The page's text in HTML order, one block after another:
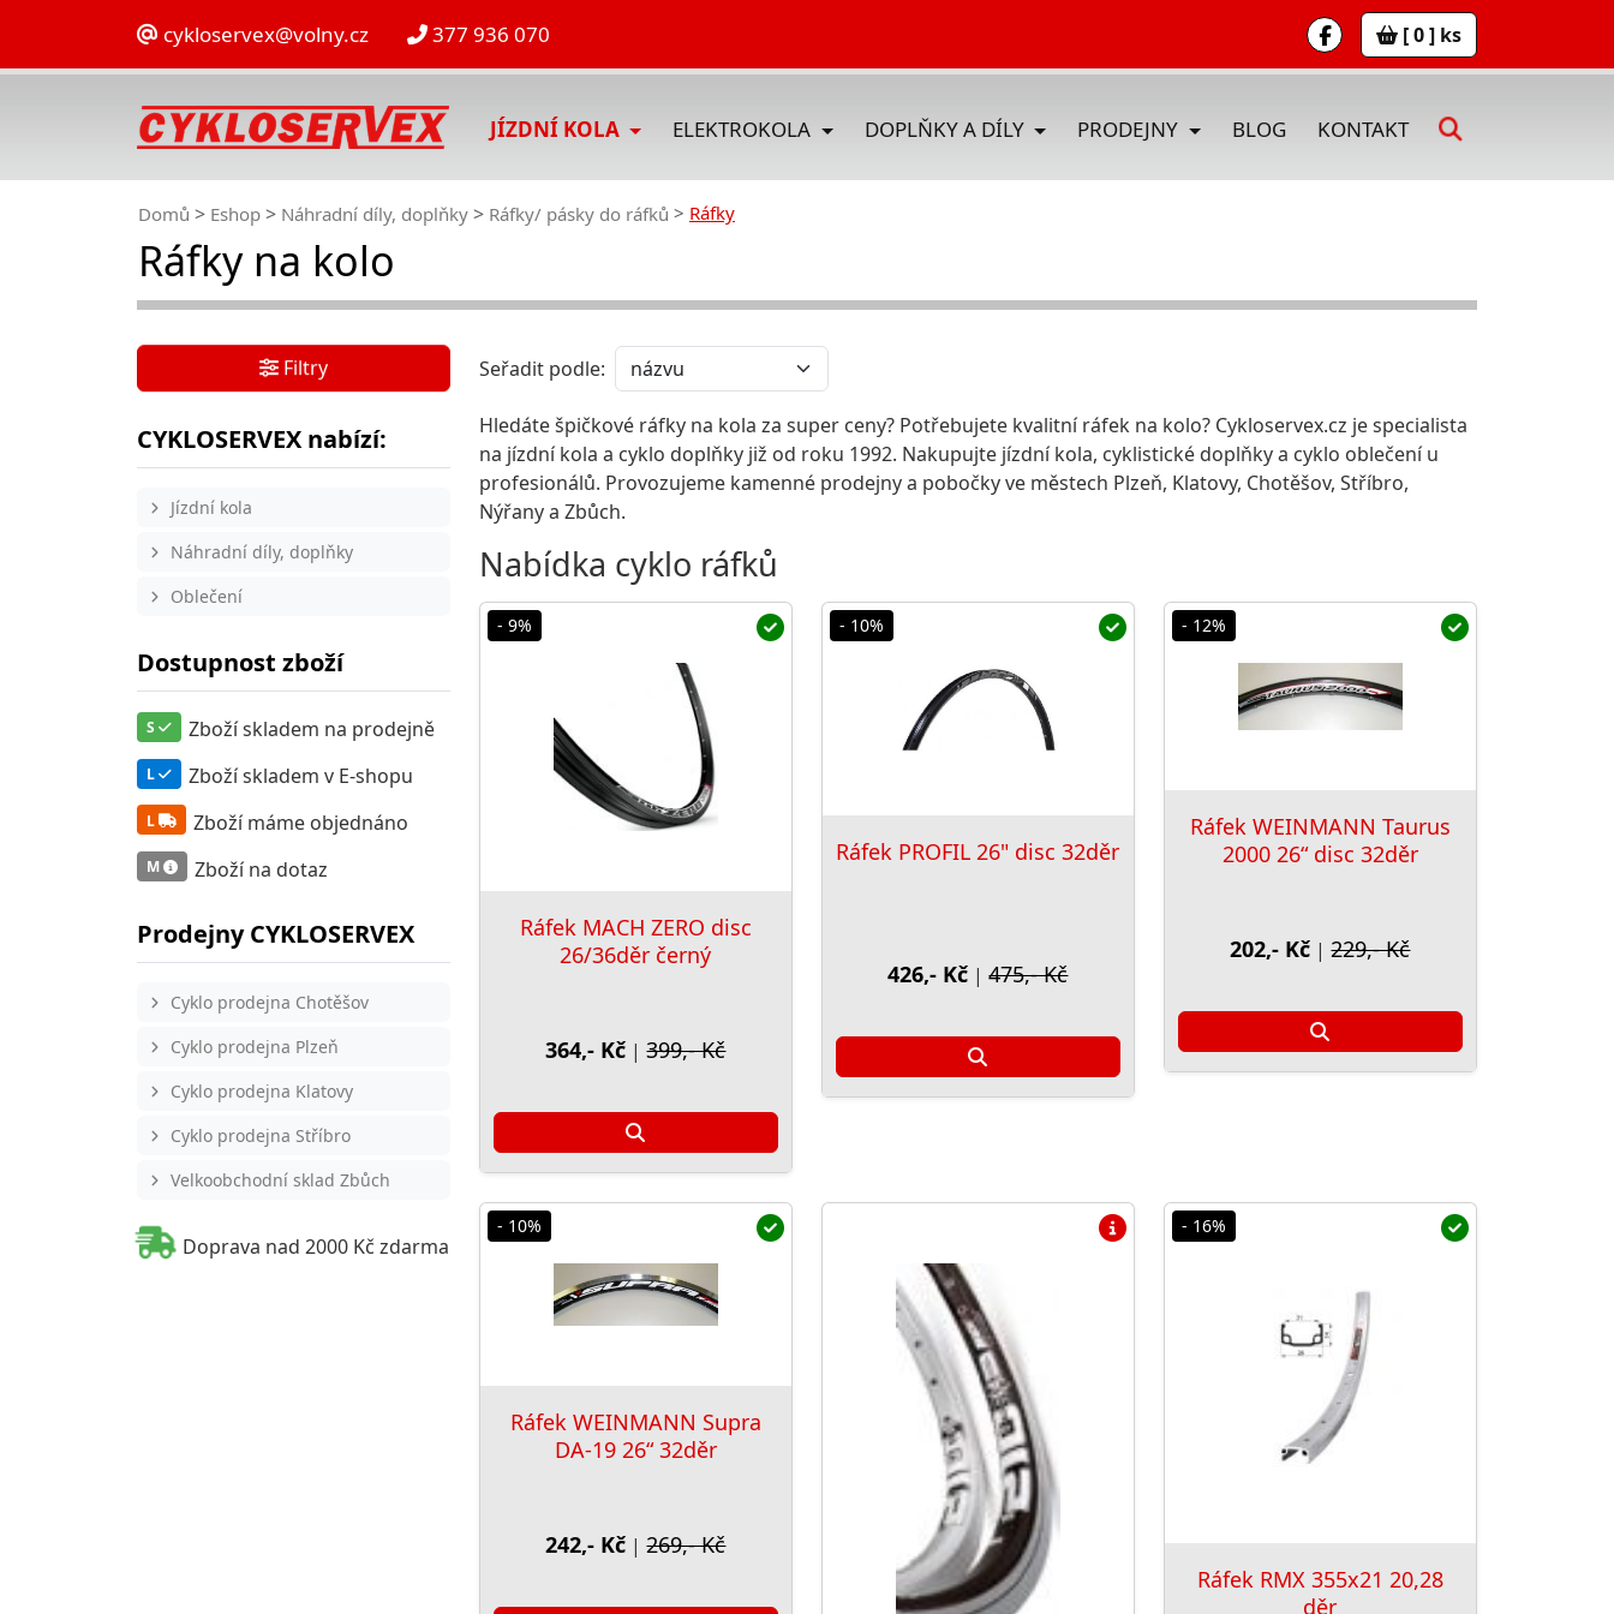
cykloservex@volny.cz 377 936 070 [ 0 ] ks
JÍZDNÍ KOLA ELEKTROKOLA DOPLŇKY A DÍLY PRODEJNY BLOG KONTAKT
Domů Eshop Náhradní díly, doplňky Ráfky/ pásky do ráfků Ráfky
Ráfky na kolo
Filtry
CYKLOSERVEX nabízí:
Jízdní kola
Náhradní díly, doplňky
Oblečení
Dostupnost zboží
S Zboží skladem na prodejně
L Zboží skladem v E-shopu
L Zboží máme objednáno
M Zboží na dotaz
Prodejny CYKLOSERVEX
Cyklo prodejna Chotěšov
Cyklo prodejna Plzeň
Cyklo prodejna Klatovy
Cyklo prodejna Stříbro
Velkoobchodní sklad Zbůch
Doprava nad 2000 Kč zdarma
Seřadit podle:
Hledáte špičkové ráfky na kola za super ceny? Potřebujete kvalitní ráfek na kolo? Cykloservex.cz je specialista
na jízdní kola a cyklo doplňky již od roku 1992. Nakupujte jízdní kola, cyklistické doplňky a cyklo oblečení u
profesionálů. Provozujeme kamenné prodejny a pobočky ve městech Plzeň, Klatovy, Chotěšov, Stříbro,
Nýřany a Zbůch.
Nabídka cyklo ráfků
- 9%
Ráfek MACH ZERO disc
26/36děr černý
364,- Kč |399,- Kč
- 10%
Ráfek PROFIL 26" disc 32děr
426,- Kč |475,- Kč
- 12%
Ráfek WEINMANN Taurus
2000 26“ disc 32děr
202,- Kč |229,- Kč
- 10%
Ráfek WEINMANN Supra
DA-19 26“ 32děr
242,- Kč |269,- Kč
- 16%
Ráfek RMX 355x21 20,28
děr